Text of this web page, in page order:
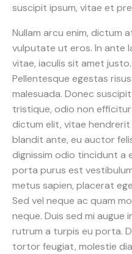
suscipit ipsum, vitae et
Nullam arcu enim, dictum
vulputate ut eros. In ante
vitae, iaculis sit amet
Pellentesque egestas
malesuada. Donec
tristique, odio non
dictum elit, vitae hendrerit
blandit ante, eu auctor
dignissim odio tincidunt a
porta purus est
metus sapien, placerat
Sed vel neque ac quam
neque. Duis sed mi augue
rutrum a turpis eu porta.
tortor feugiat, molestie